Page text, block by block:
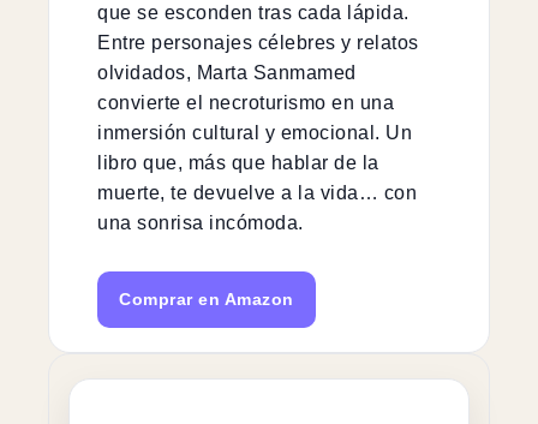
que se esconden tras cada lápida.
Entre personajes célebres y relatos
olvidados, Marta Sanmamed
convierte el necroturismo en una
inmersión cultural y emocional. Un
libro que, más que hablar de la
muerte, te devuelve a la vida… con
una sonrisa incómoda.
Comprar en Amazon